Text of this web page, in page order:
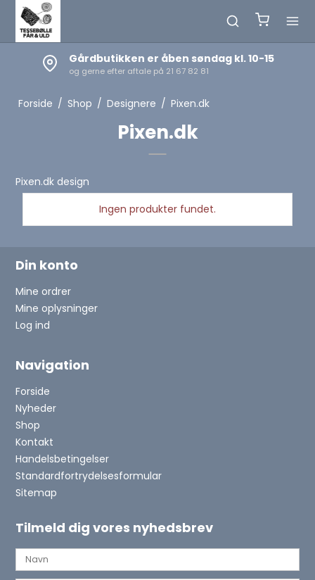
Gårdbutikken er åben søndag kl. 10-15
og gerne efter aftale på 21 67 82 81
Forside / Shop / Designere / Pixen.dk
Pixen.dk
Pixen.dk design
Ingen produkter fundet.
Din konto
Mine ordrer
Mine oplysninger
Log ind
Navigation
Forside
Nyheder
Shop
Kontakt
Handelsbetingelser
Standardfortrydelsesformular
Sitemap
Tilmeld dig vores nyhedsbrev